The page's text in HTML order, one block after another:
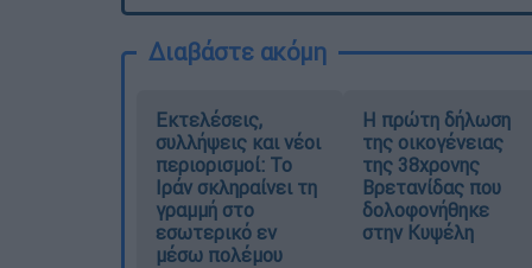
Διαβάστε ακόμη
Εκτελέσεις,
συλλήψεις και νέοι
περιορισμοί: Το
Ιράν σκληραίνει τη
γραμμή στο
εσωτερικό εν
μέσω πολέμου
Η πρώτη δήλωση
της οικογένειας
της 38χρονης
Βρετανίδας που
δολοφονήθηκε
στην Κυψέλη